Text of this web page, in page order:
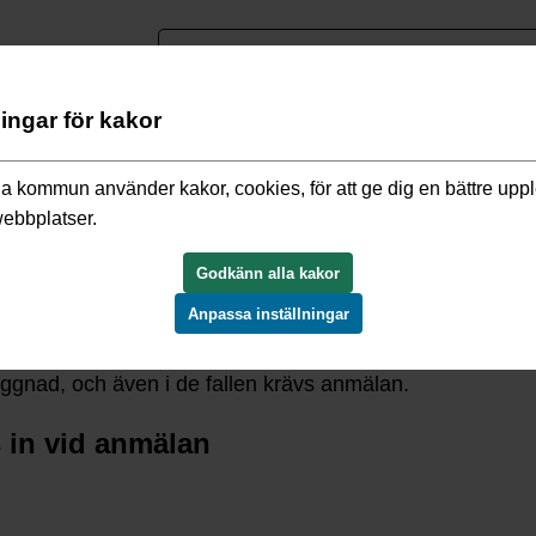
riva/Behöver jag bygglov?/Ventilation – installation eller
väsentlig ändring
ventilation kan du behöva göra en anmälan.
och även i de fallen krävs anmälan.
in vid anmälan
för kakor
kommun använder kakor, cookies, för att ge dig en bättre
Godkänn alla kakor
Anpassa inställningar